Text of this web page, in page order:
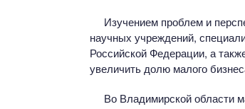
Изучением проблем и
научных учреждений,
Российской Федерации, а
увеличить долю малого
Во Владимирской области